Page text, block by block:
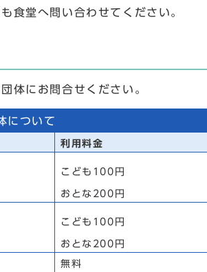
食堂へ問い合わせてください。
体にお問合せください。
について
利用料金
こども100円
おとな200円
こども100円
おとな200円
無料